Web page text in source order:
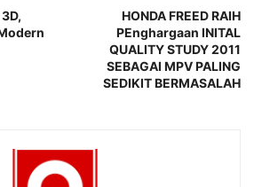
HONDA FREED RAIH
PEnghargaan INITAL
QUALITY STUDY 2011
SEBAGAI MPV PALING
SEDIKIT BERMASALAH